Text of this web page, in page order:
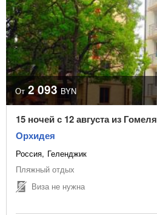
От 2 093 BYN
15 ночей с 12 августа из Гомеля
Орхидея
Россия Геленджик
Пляжный отдых
Виза не нужна